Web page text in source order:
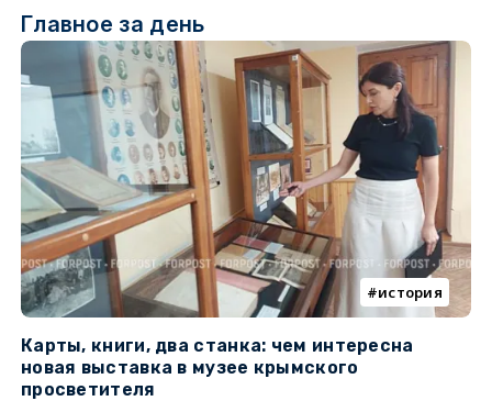
Главное за день
история
Карты, книги, два станка: чем интересна
новая выставка в музее крымского
просветителя